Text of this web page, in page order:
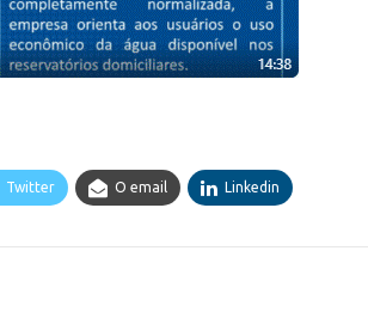
Twitter O email Linkedin